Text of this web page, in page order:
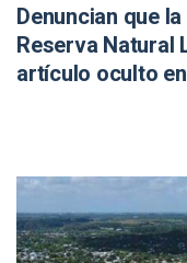
Denuncian que
Reserva Natural
artículo oculto